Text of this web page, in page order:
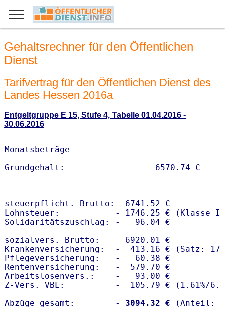
Gehaltsrechner für den Öffentlichen
Dienst
Tarifvertrag für den Öffentlichen Dienst des
Landes Hessen 2016a
Entgeltgruppe E 15, Stufe 4, Tabelle 01.04.2016 -
30.06.2016
Monatsbeträge
steuerpflicht. Brutto:  6741.52 €
Lohnsteuer:           - 1746.25 € (Klasse I)
Solidaritätszuschlag: -   96.04 €
sozialvers. Brutto:     6920.01 €
Krankenversicherung:  -  413.16 € (Satz:
Pflegeversicherung:   -   60.38 €
Rentenversicherung:   -  579.70 €
Arbeitslosenvers.:    -   93.00 €
Z-Vers. VBL:          -  105.79 € ( 1.61%/
Abzüge gesamt:        -
3094.32 €